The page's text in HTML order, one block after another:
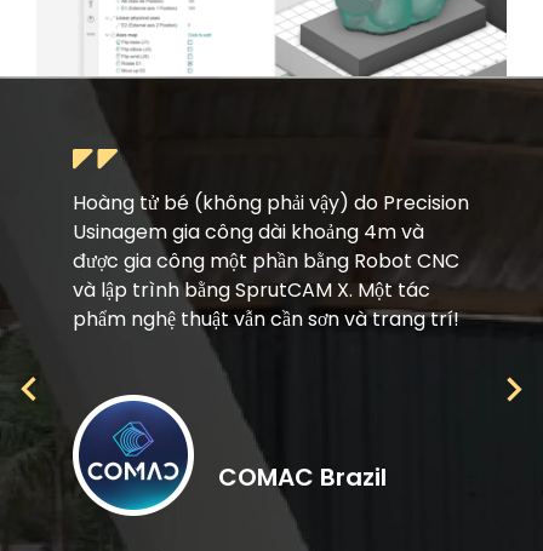
Hoàng tử bé (không phải vậy) do Precision
Usinagem gia công dài khoảng 4m và
được gia công một phần bằng Robot CNC
và lập trình bằng SprutCAM X. Một tác
phẩm nghệ thuật vẫn cần sơn và trang trí!
COMAC Brazil